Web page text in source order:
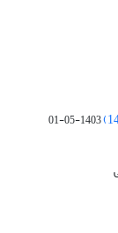
1403-05-01